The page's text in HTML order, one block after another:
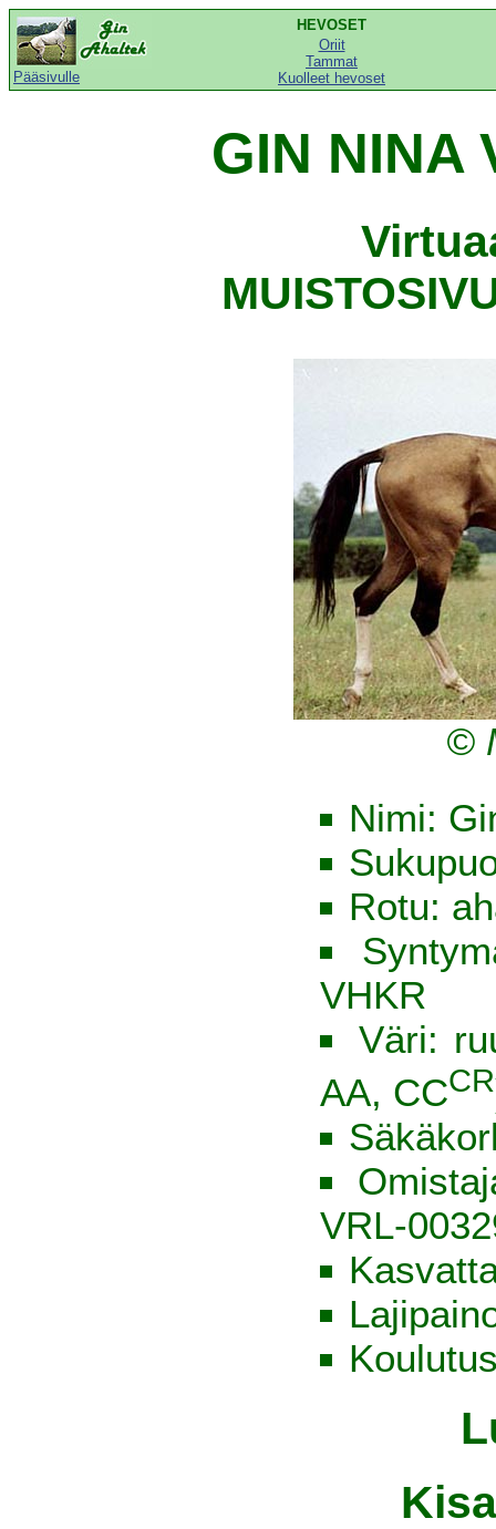
Pääsivulle
HEVOSET
Oriit
Tammat
Kuolleet hevoset
GIN NINA
©
Nimi:
Rotu:
VHKR
Väri:
AA, CCCR
VRL-